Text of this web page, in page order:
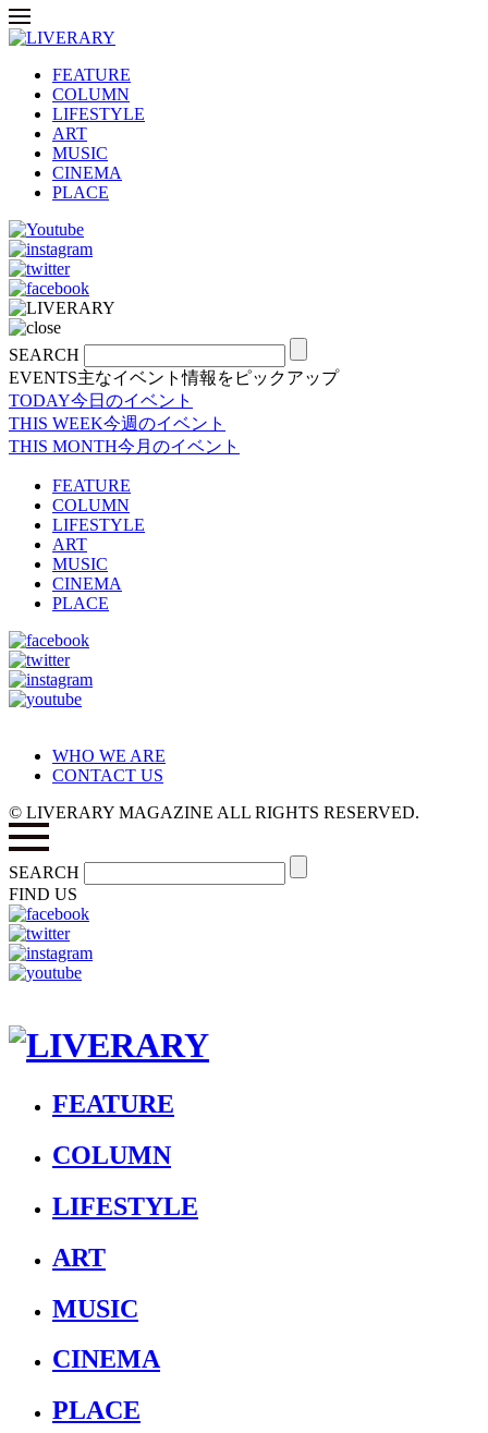
FEATURE
COLUMN
LIFESTYLE
ART
MUSIC
CINEMA
PLACE
SEARCH
EVENTS主なイベント情報をピックアップ
TODAY今日のイベント
THIS WEEK今週のイベント
THIS MONTH今月のイベント
FEATURE
COLUMN
LIFESTYLE
ART
MUSIC
CINEMA
PLACE
WHO WE ARE
CONTACT US
© LIVERARY MAGAZINE ALL RIGHTS RESERVED.
SEARCH
FIND US
FEATURE
COLUMN
LIFESTYLE
ART
MUSIC
CINEMA
PLACE